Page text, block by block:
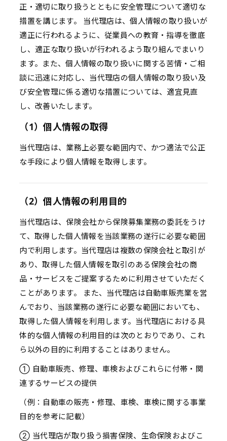
正・適切に取り扱うとともに安全管理について適切な
措置を講じます。 当代理店は、個人情報の取り扱いが
適正に行われるように、従業員への教育・指導を徹底
し、適正な取り扱いが行われるよう取り組んでまいり
ます。また、個人情報の取り扱いに関する苦情・ご相
談に迅速に対応し、当代理店の個人情報の取り扱い及
び安全管理に係る適切な措置については、適宜見直
し、改善いたします。
（1）個人情報の取得
当代理店は、業務上必要な範囲内で、かつ適法で公正
な手段により個人情報を取得します。
（2）個人情報の利用目的
当代理店は、保険会社から保険募集業務の委託をうけ
て、取得した個人情報を当該業務の遂行に必要な範囲
内で利用します。当代理店は複数の保険会社と取引が
あり、取得した個人情報を取引のある保険会社の商
品・サービスをご提案するために利用させていただく
ことがあります。 また、当代理店は自動車販売業を営
んでおり、当該業務の遂行に必要な範囲においても、
取得した個人情報を利用します。当代理店における具
体的な個人情報の利用目的は次のとおりであり、これ
ら以外の目的に利用することはありません。
① 自動車販売、修理、車検およびこれらに付帯・関
連するサービスの提供
（例：自動車の販売・修理、車検、車検に関する事業
目的を参考に記載）
② 当代理店が取り扱う損害保険、生命保険およびこ